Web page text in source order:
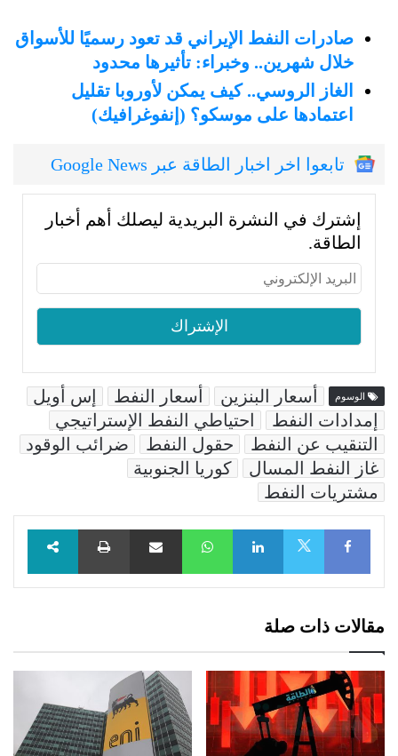
صادرات النفط الإيراني قد تعود رسميًا للأسواق
خلال شهرين.. وخبراء: تأثيرها محدود
الغاز الروسي.. كيف يمكن لأوروبا تقليل
اعتمادها على موسكو؟ (إنفوغرافيك)
تابعوا اخر اخبار الطاقة عبر Google News
إشترك في النشرة البريدية ليصلك أهم أخبار
الطاقة.
الوسوم أسعار البنزين أسعار النفط
إس أويل
إمدادات النفط
احتياطي النفط الإستراتيجي
التنقيب عن النفط
حقول النفط
ضرائب الوقود
غاز النفط المسال
كوريا الجنوبية
مشتريات النفط
Facebook
LinkedIn
WhatsAppمشاركة عبر البريد طباعة
مقالات ذات صلة